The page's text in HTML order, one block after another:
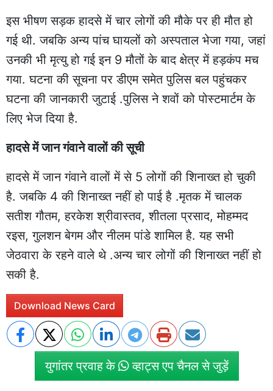
इस भीषण सड़क हादसे में चार लोगों की मौके पर ही मौत हो
गई थी. जबकि अन्य पांच घायलों को अस्पताल भेजा गया, जहां
उनकी भी मृत्यु हो गई इन 9 मौतों के बाद क्षेत्र में हड़कंप मच
गया. घटना की सूचना पर डीएम समेत पुलिस बल पहुंचकर
घटना की जानकारी जुटाई .पुलिस ने शवों को पोस्टमार्टम के
लिए भेज दिया है.
हादसे में जान गंवाने वालों की सूची
हादसे में जान गंवाने वालों में से 5 लोगों की शिनाख्त हो चुकी
है. जबकि 4 की शिनाख्त नहीं हो पाई है .मृतक में चालक
सतीश गौतम, हरकेश श्रीवास्तव, शीतला प्रसाद, मोहम्मद
रइस, गुलशन बेगम और नीलम पांडे शामिल है. यह सभी
जेठवारा के रहने वाले थे .अन्य चार लोगों की शिनाख्त नहीं हो
सकी है.
Download News Card
युगांतर प्रवाह के व्हाट्स एप चैनल से जुड़ें